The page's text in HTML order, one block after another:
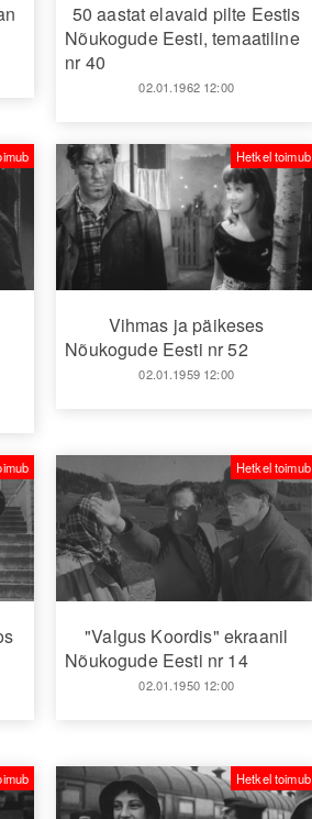
50 aastat elavaid pilte Eestis
Nõukogude Eesti, temaatiline
nr 40
02.01.1962 12:00
Vihmas ja päikeses
Nõukogude Eesti nr 52
02.01.1959 12:00
Hetkel toimub
"Valgus Koordis" ekraanil
Nõukogude Eesti nr 14
02.01.1950 12:00
Hetkel toimub
Hetkel toimub